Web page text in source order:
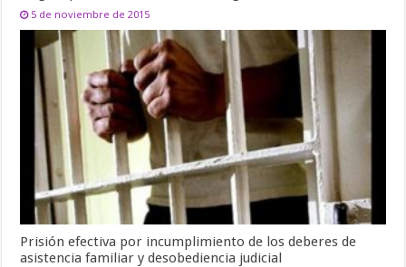
5 de noviembre de 2015
Prisión efectiva por incumplimiento de los deberes de
asistencia familiar y desobediencia judicial